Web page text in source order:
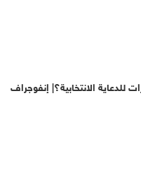
الانتخابية؟| إنفوجراف